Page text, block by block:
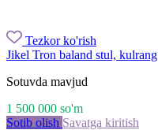
Tezkor ko'rish
Jikel Tron baland stul, kulrang
Sotuvda mavjud
1 500 000 so'm
Sotib olish Savatga kiritish